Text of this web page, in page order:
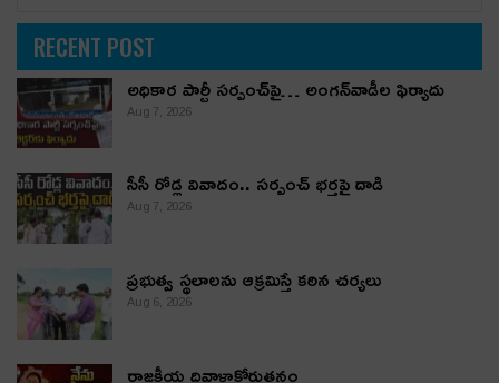
RECENT POST
అధికార పార్టీ స‌ర్పంచ్‌పై… అంగ‌న్‌వాడీల ఫిర్యాదు
Aug 7, 2026
సీసీ రోడ్ల వివాదం.. స‌ర్పంచ్ భ‌ర్త‌పై దాడి
Aug 7, 2026
ప్రభుత్వ స్థలాలను ఆక్రమిస్తే కఠిన చర్యలు
Aug 6, 2026
రాజకీయ దివాళాకోరుతనం